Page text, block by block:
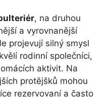
, na druhou
a vyrovnanější
projevují silný smysl
rodinní společníci,
aktivit. Na
protějšků mohou
rezervovaní a často